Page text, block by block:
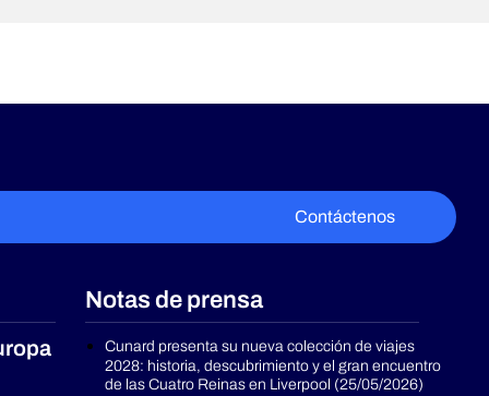
Contáctenos
Notas de prensa
Cunard presenta su nueva colección de viajes
2028: historia, descubrimiento y el gran encuentro
de las Cuatro Reinas en Liverpool (25/05/2026)